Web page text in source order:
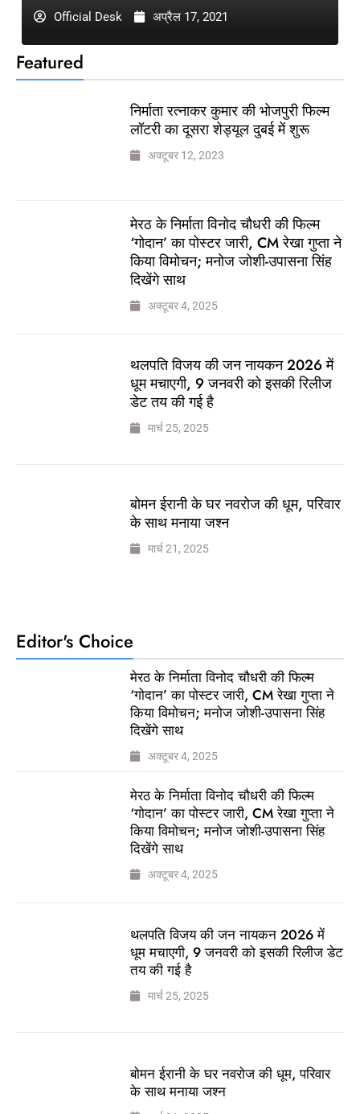
Featured
निर्माता रत्नाकर कुमार की भोजपुरी फिल्म
लॉटरी का दूसरा शेड्यूल दुबई में शुरू
अक्टूबर 12, 2023
मेरठ के निर्माता विनोद चौधरी की फिल्म
‘गोदान’ का पोस्टर जारी, CM रेखा गुप्ता ने
किया विमोचन; मनोज जोशी-उपासना सिंह
दिखेंगे साथ
अक्टूबर 4, 2025
थलपति विजय की जन नायकन 2026 में
धूम मचाएगी, 9 जनवरी को इसकी रिलीज
डेट तय की गई है
मार्च 25, 2025
बोमन ईरानी के घर नवरोज की धूम, परिवार
के साथ मनाया जश्न
मार्च 21, 2025
Official Desk अप्रैल 17, 2021
Editor's Choice
मेरठ के निर्माता विनोद चौधरी की फिल्म
‘गोदान’ का पोस्टर जारी, CM रेखा गुप्ता ने
किया विमोचन; मनोज जोशी-उपासना सिंह
दिखेंगे साथ
अक्टूबर 4, 2025
मेरठ के निर्माता विनोद चौधरी की फिल्म
‘गोदान’ का पोस्टर जारी, CM रेखा गुप्ता ने
किया विमोचन; मनोज जोशी-उपासना सिंह
दिखेंगे साथ
अक्टूबर 4, 2025
थलपति विजय की जन नायकन 2026 में
धूम मचाएगी, 9 जनवरी को इसकी रिलीज डेट
तय की गई है
मार्च 25, 2025
बोमन ईरानी के घर नवरोज की धूम, परिवार
के साथ मनाया जश्न